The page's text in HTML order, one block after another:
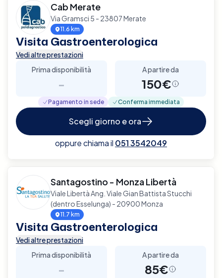
Cab Merate
Via Gramsci 5 - 23807 Merate
11.6 km
Visita Gastroenterologica
Vedi altre prestazioni
Prima disponibilità
-
A partire da
150€
Pagamento in sede Conferma immediata
Scegli giorno e ora
oppure chiama il 051 3542049
Santagostino - Monza Libertà
Viale Libertà Ang. Viale Gian Battista Stucchi
(dentro Esselunga) - 20900 Monza
11.7 km
Visita Gastroenterologica
Vedi altre prestazioni
Prima disponibilità
-
A partire da
85€